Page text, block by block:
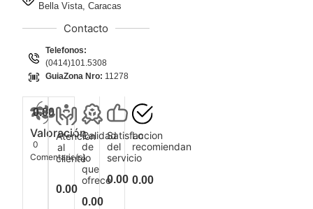
Bella Vista, Caracas
Contacto
Telefonos:
(0414)101.5308
GuiaZona Nro: 11278
0.00
Valoración
0
Comentario(s)
Atencion
al
cliente
0.00
Calidad
de
lo
que
ofrece
0.00
Satisfaccion
del
servicio
0.00
Lo
recomiendan
0.00